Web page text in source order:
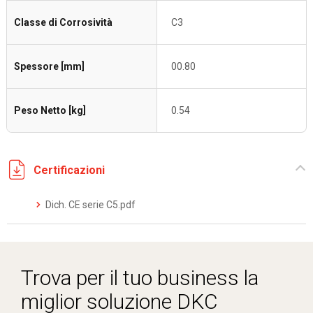
Classe di Corrosività C3
Spessore [mm] 00.80
Peso Netto [kg] 0.54
Certificazioni
Dich. CE serie C5.pdf
Trova per il tuo business la
miglior soluzione DKC